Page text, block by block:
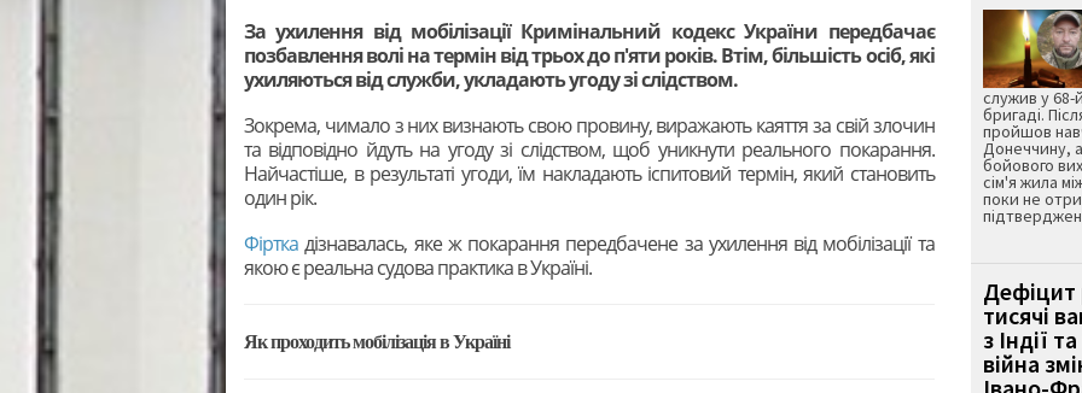
За ухилення від мобілізації Кримінальний кодекс України передбачає
позбавлення волі на термін від трьох до п'яти років. Втім, більшість осіб, які
ухиляються від служби, укладають угоду зі слідством.
Зокрема, чимало з них визнають свою провину, виражають каяття за свій злочин
та відповідно йдуть на угоду зі слідством, щоб уникнути реального покарання.
Найчастіше, в результаті угоди, їм накладають іспитовий термін, який становить
один рік.
Фіртка дізнавалась, яке ж покарання передбачене за ухилення від мобілізації та
якою є реальна судова практика в Україні.
Як проходить мобілізація в Україні
служив у 68-
бригаді.
пройшов
Донеччину,
бойового
сім'я жила
поки не
Дефіцит
тисячі
з Індії
війна